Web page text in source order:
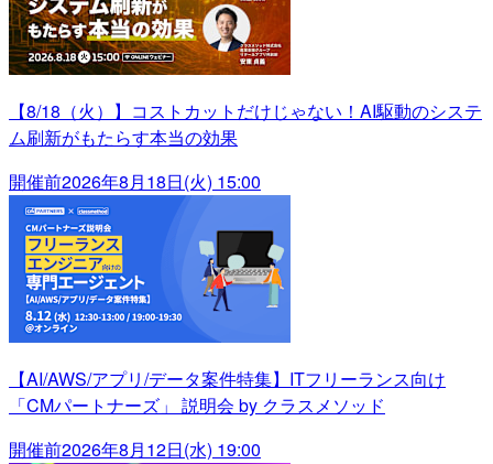
【8/18（火）】コストカットだけじゃない！AI駆動のシステ
ム刷新がもたらす本当の効果
開催前2026年8月18日(火) 15:00
【AI/AWS/アプリ/データ案件特集】ITフリーランス向け
「CMパートナーズ」 説明会 by クラスメソッド
開催前2026年8月12日(水) 19:00